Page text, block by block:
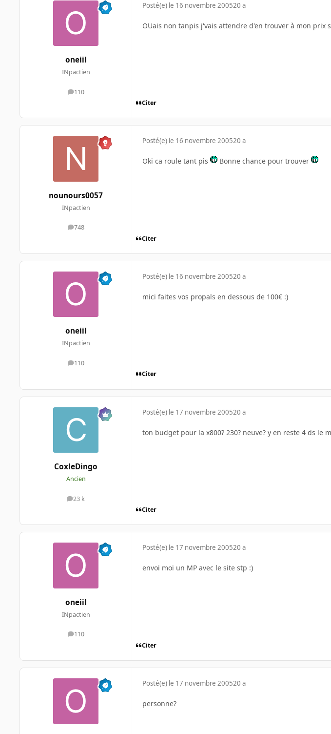
oneiil
INpactien
110
messages
Posté(e) le 16 novembre 200520 a
OUais non tanpis j'vais attendre d'en trouver à mon prix
Citer
nounours0057
INpactien
748
messages
Posté(e) le 16 novembre 200520 a
Oki ca roule tant pis Bonne chance pour trouver
Citer
oneiil
INpactien
110
messages
Posté(e) le 16 novembre 200520 a
mici faites vos propals en dessous de 100€ :)
Citer
CoxleDingo
Ancien
23 k
messages
Posté(e) le 17 novembre 200520 a
ton budget pour la x800? 230? neuve? y en reste 4 ds
Citer
oneiil
INpactien
110
messages
Posté(e) le 17 novembre 200520 a
envoi moi un MP avec le site stp :)
Citer
Posté(e) le 17 novembre 200520 a
personne?